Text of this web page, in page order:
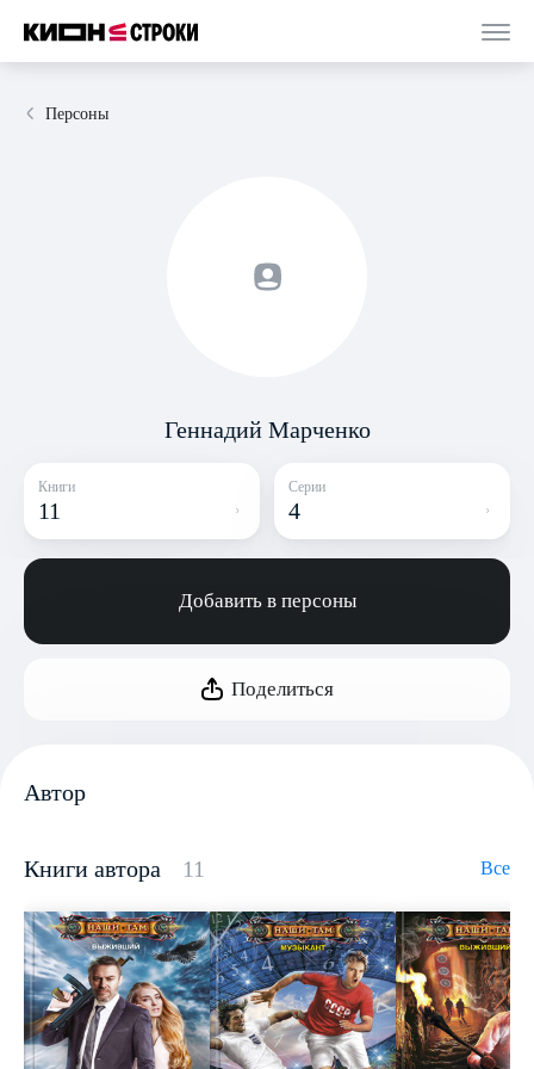
Персоны
Геннадий Марченко
Книги
11
Серии
4
Добавить в персоны
Поделиться
Автор
Книги автора 11 Все